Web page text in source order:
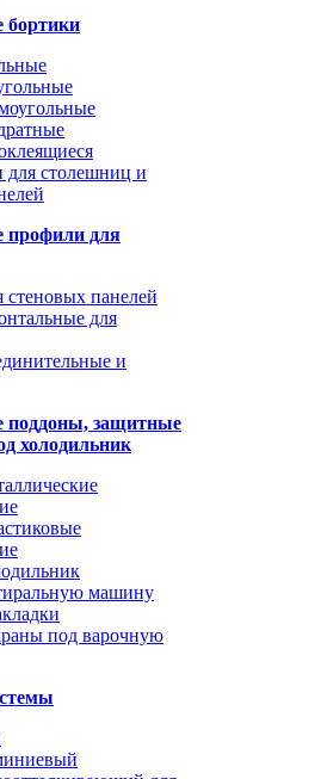
бортики
для столешниц и
профили для
панелей
для
и
поддоны, защитные
холодильник
машину
под варочную